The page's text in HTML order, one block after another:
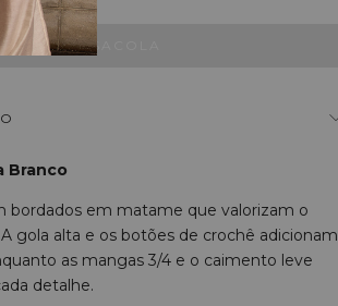
Branco
bordados em matame que valorizam o
gola alta e os botões de crochê adicionam
as mangas 3/4 e o caimento leve
detalhe.